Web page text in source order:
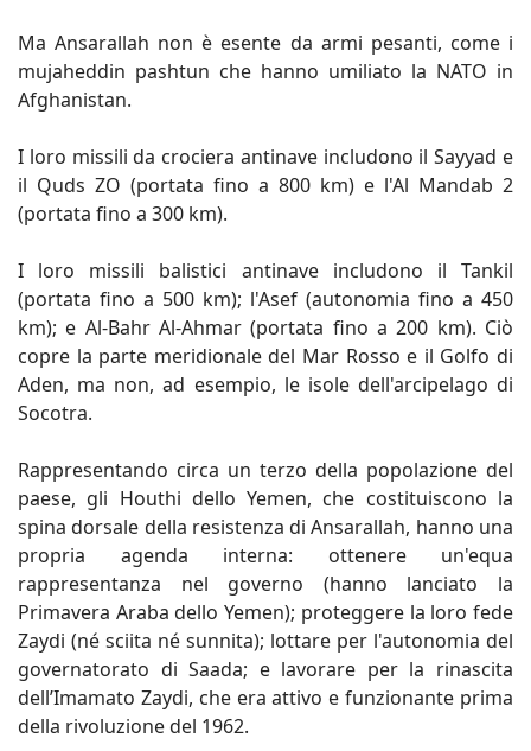
Ma Ansarallah non è esente da armi pesanti, come i
mujaheddin pashtun che hanno umiliato la NATO in
Afghanistan.
I loro missili da crociera antinave includono il Sayyad e
il Quds ZO (portata fino a 800 km) e l'Al Mandab 2
(portata fino a 300 km).
I loro missili balistici antinave includono il Tankil
(portata fino a 500 km); l'Asef (autonomia fino a 450
km); e Al-Bahr Al-Ahmar (portata fino a 200 km). Ciò
copre la parte meridionale del Mar Rosso e il Golfo di
Aden, ma non, ad esempio, le isole dell'arcipelago di
Socotra.
Rappresentando circa un terzo della popolazione del
paese, gli Houthi dello Yemen, che costituiscono la
spina dorsale della resistenza di Ansarallah, hanno una
propria agenda interna: ottenere un'equa
rappresentanza nel governo (hanno lanciato la
Primavera Araba dello Yemen); proteggere la loro fede
Zaydi (né sciita né sunnita); lottare per l'autonomia del
governatorato di Saada; e lavorare per la rinascita
dell’Imamato Zaydi, che era attivo e funzionante prima
della rivoluzione del 1962.